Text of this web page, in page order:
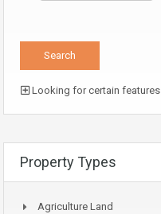
Looking for certain features
Property Types
Agriculture Land